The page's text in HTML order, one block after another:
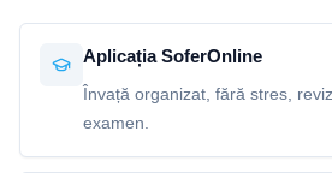
Aplicația SoferOnline
Învață organizat, fără stres,
examen.